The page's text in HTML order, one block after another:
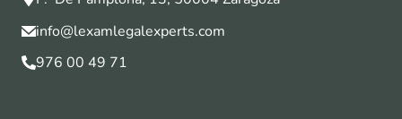
info@lexamlegalexperts.com
976 00 49 71